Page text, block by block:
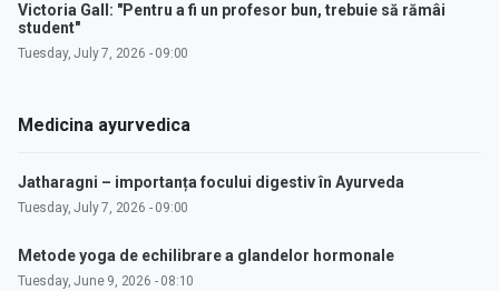
Victoria Gall: "Pentru a fi un profesor bun, trebuie să rămâi
student"
Tuesday, July 7, 2026 - 09:00
Medicina ayurvedica
Jatharagni – importanța focului digestiv în Ayurveda
Tuesday, July 7, 2026 - 09:00
Metode yoga de echilibrare a glandelor hormonale
Tuesday, June 9, 2026 - 08:10